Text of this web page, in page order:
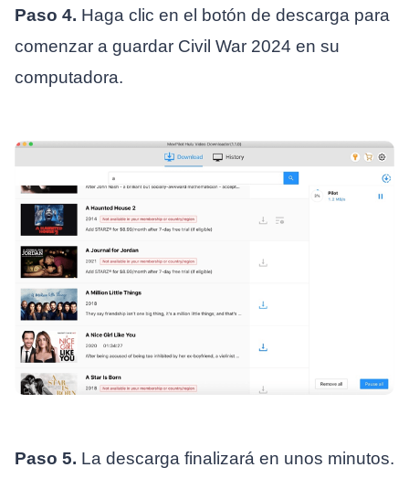
Paso 4. Haga clic en el botón de descarga para
comenzar a guardar Civil War 2024 en su
computadora.
Paso 5. La descarga finalizará en unos minutos.